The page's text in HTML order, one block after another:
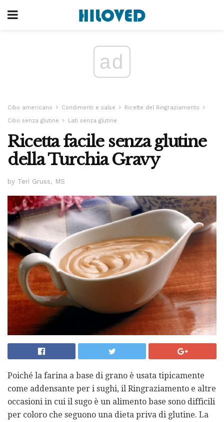
ad
Cibo americano Condimenti e salse
Ricette del Ringraziamento
Cibo senza glutine
Lati senza glutine
Ricetta facile senza glutine
della Turchia Gravy
by Teri Gruss, MS
Poiché la farina a base di grano è usata tipicamente
come addensante per i sughi, il Ringraziamento e altre
occasioni in cui il sugo è un alimento base sono difficili
per coloro che seguono una dieta priva di glutine. La